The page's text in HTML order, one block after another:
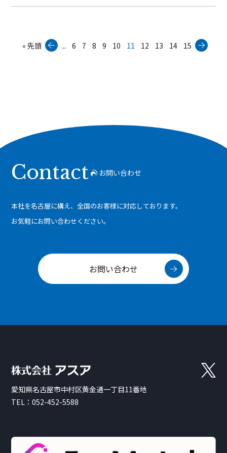
« 先頭 ... 6 7 8 9 10 11 12 13 14 15
Contact お問い合わせ
本社を名古屋に構え、全国のお客様に対応しております。
お気軽にお問い合わせください。
お問い合わせ
愛知県名古屋市中村区黄金通一丁目11番地
TEL：052-452-5588